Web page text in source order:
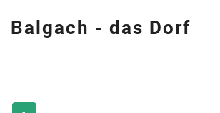
Balgach - das Dorf